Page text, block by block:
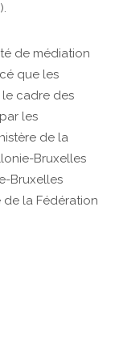
de médiation
que les
le cadre des
les
de la
Bruxelles
Bruxelles
la Fédération